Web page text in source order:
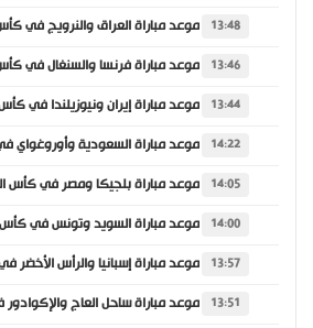
13:48
13:46
13:44
14:22
14:05
14:00
13:57
13:51